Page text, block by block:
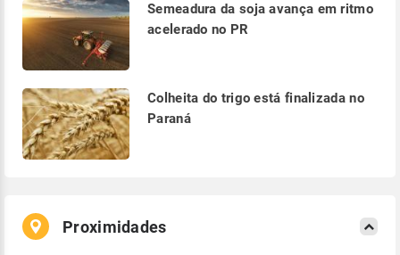
Semeadura da soja avança em ritmo
acelerado no PR
Colheita do trigo está finalizada no
Paraná
Proximidades